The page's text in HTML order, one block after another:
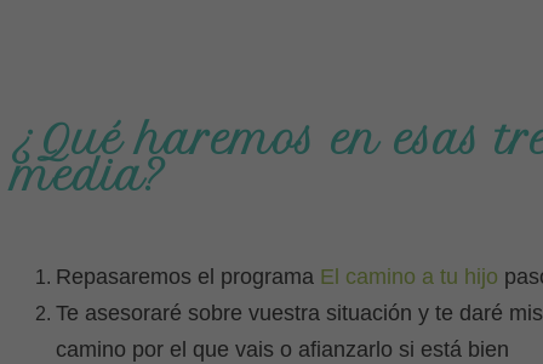
¿Qué haremos en esas
media?
Repasaremos el programa El camino a tu hijo
Te asesoraré sobre vuestra situación y te daré
camino por el que vais o afianzarlo si está bien